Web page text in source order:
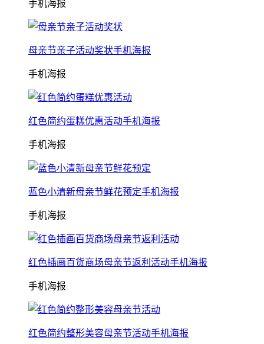
手机海报
母亲节亲子活动奖状手机海报
手机海报
红色简约蛋糕优惠活动手机海报
手机海报
蓝色小清新母亲节鲜花预定手机海报
手机海报
红色插画百货商场母亲节返利活动手机海报
手机海报
红色简约整形美容母亲节活动手机海报